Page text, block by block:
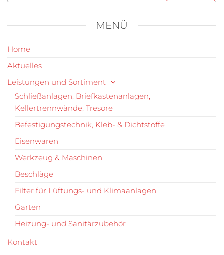
MENÜ
Home
Aktuelles
Leistungen und Sortiment
Schließanlagen, Briefkastenanlagen,
Kellertrennwände, Tresore
Befestigungstechnik, Kleb- & Dichtstoffe
Eisenwaren
Werkzeug & Maschinen
Beschläge
Filter für Lüftungs- und Klimaanlagen
Garten
Heizung- und Sanitärzubehör
Kontakt